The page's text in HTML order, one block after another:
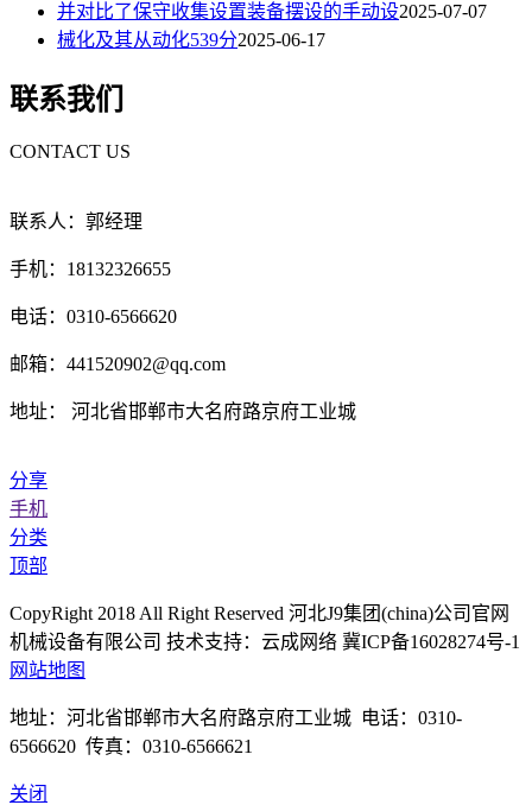
并对比了保守收集设置装备摆设的手动设2025-07-07
械化及其从动化539分2025-06-17
联系我们
CONTACT US
联系人：郭经理
手机：18132326655
电话：0310-6566620
邮箱：441520902@qq.com
地址： 河北省邯郸市大名府路京府工业城
分享
手机
分类
顶部
CopyRight 2018 All Right Reserved 河北J9集团(china)公司官网
机械设备有限公司 技术支持：云成网络 冀ICP备16028274号-1
网站地图
地址：河北省邯郸市大名府路京府工业城 电话：0310-
6566620 传真：0310-6566621
关闭